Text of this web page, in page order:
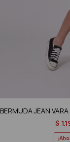
BERMUDA JEAN
$